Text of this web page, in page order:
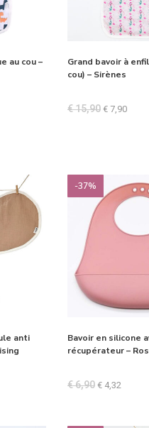
au cou –
Grand bavoir à
cou) – Sirènes
€15,90 €7,90
anti
-37%
Bavoir en silicone
récupérateur –
€6,90 €4,32